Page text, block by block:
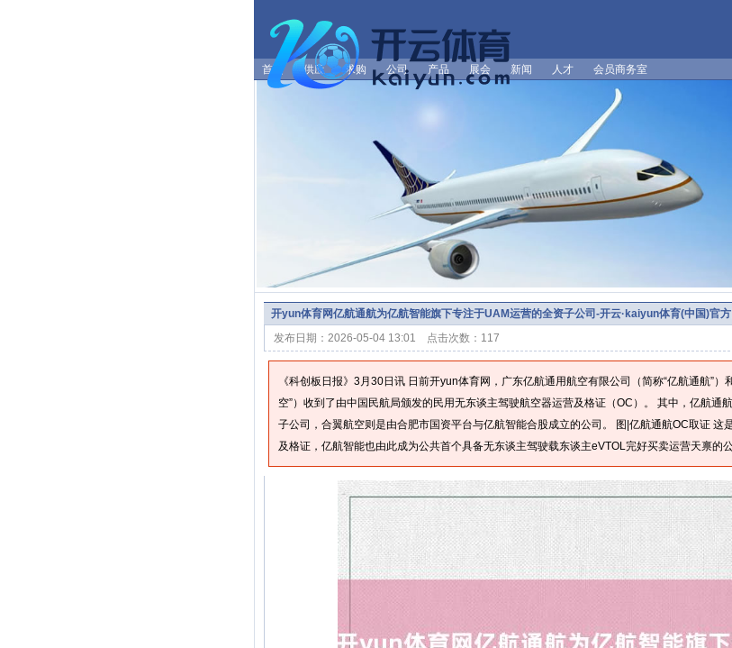
首页 供应 求购 公司 产品 展会 新闻 人才 会员商务室
开yun体育网亿航通航为亿航智能旗下专注于UAM运营的全资子公司-开云·kaiyun体育(中国)官
发布日期：2026-05-04 13:01 点击次数：117
《科创板日报》3月30日讯 日前开yun体育网，广东亿航通用航空有限公司（简称“亿航通航”
空”）收到了由中国民航局颁发的民用无东谈主驾驶航空器运营及格证（OC）。 其中，亿航通
子公司，合翼航空则是由合肥市国资平台与亿航智能合股成立的公司。 图|亿航通航OC取证 这
及格证，亿航智能也由此成为公共首个具备无东谈主驾驶载东谈主eVTOL完好买卖运营天禀的